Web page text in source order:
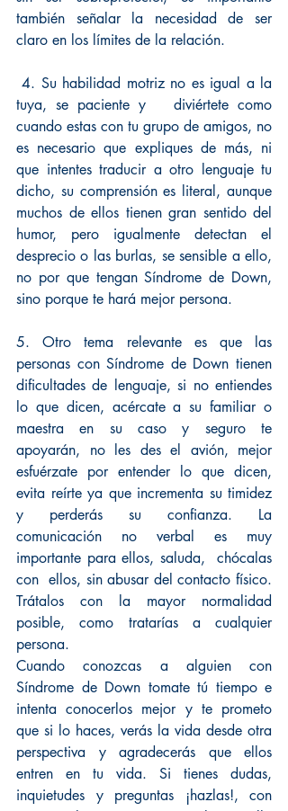
también señalar la necesidad de ser
claro en los límites de la relación.
4. Su habilidad motriz no es igual a la
tuya, se paciente y   diviértete como
cuando estas con tu grupo de amigos, no
es necesario que expliques de más, ni
que intentes traducir a otro lenguaje tu
dicho, su comprensión es literal, aunque
muchos de ellos tienen gran sentido del
humor, pero igualmente detectan el
desprecio o las burlas, se sensible a ello,
no por que tengan Síndrome de Down,
sino porque te hará mejor persona.
5. Otro tema relevante es que las
personas con Síndrome de Down tienen
dificultades de lenguaje, si no entiendes
lo que dicen, acércate a su familiar o
maestra en su caso y seguro te
apoyarán, no les des el avión, mejor
esfuérzate por entender lo que dicen,
evita reírte ya que incrementa su timidez
y perderás su confianza. La
comunicación no verbal es muy
importante para ellos, saluda,  chócalas
con  ellos, sin abusar del contacto físico.
Trátalos con la mayor normalidad
posible, como tratarías a cualquier
persona.
Cuando conozcas a alguien con
Síndrome de Down tomate tú tiempo e
intenta conocerlos mejor y te prometo
que si lo haces, verás la vida desde otra
perspectiva y agradecerás que ellos
entren en tu vida. Si tienes dudas,
inquietudes y preguntas ¡hazlas!, con